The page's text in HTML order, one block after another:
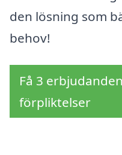
den lösning som
behov!
Få 3
förpliktelser